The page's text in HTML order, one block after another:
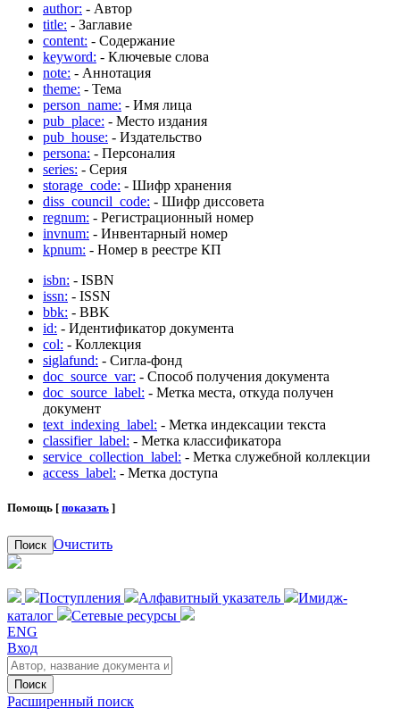
author: - Автор
title: - Заглавие
content: - Содержание
keyword: - Ключевые слова
note: - Аннотация
theme: - Тема
person_name: - Имя лица
pub_place: - Место издания
pub_house: - Издательство
persona: - Персоналия
series: - Серия
storage_code: - Шифр хранения
diss_council_code: - Шифр диссовета
regnum: - Регистрационный номер
invnum: - Инвентарный номер
kpnum: - Номер в реестре КП
isbn: - ISBN
issn: - ISSN
bbk: - BBK
id: - Идентификатор документа
col: - Коллекция
siglafund: - Сигла-фонд
doc_source_var: - Способ получения документа
doc_source_label: - Метка места, откуда получен
документ
text_indexing_label: - Метка индексации текста
classifier_label: - Метка классификатора
service_collection_label: - Метка служебной коллекции
access_label: - Метка доступа
Помощь [ показать ]
Поиск Очистить
Поступления Алфавитный указатель
Имидж-
каталог
Сетевые ресурсы
ENG
Вход
Поиск
Расширенный поиск